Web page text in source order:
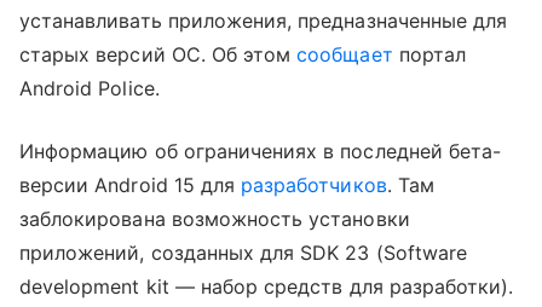
устанавливать приложения, предназначенные для
старых версий ОС. Об этомсообщает портал
Android Police.
Информацию об ограничениях в последней бета-
версии Android 15 для разработчиков. Там
заблокирована возможность установки
приложений, созданных для SDK 23 (Software
development kit — набор средств для разработки).